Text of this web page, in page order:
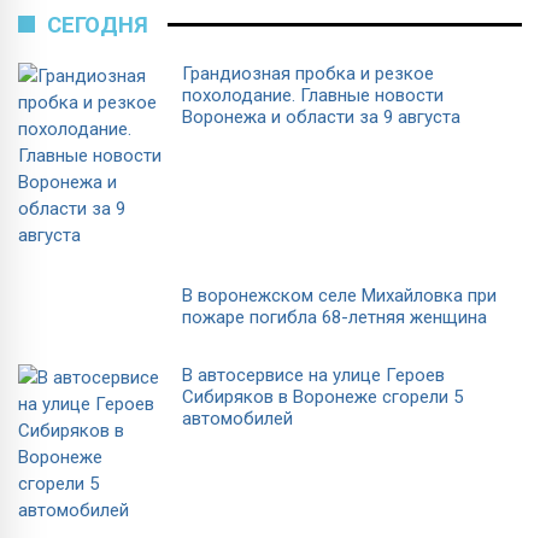
СЕГОДНЯ
Грандиозная пробка и резкое
похолодание. Главные новости
Воронежа и области за 9 августа
В воронежском селе Михайловка при
пожаре погибла 68-летняя женщина
В автосервисе на улице Героев
Сибиряков в Воронеже сгорели 5
автомобилей